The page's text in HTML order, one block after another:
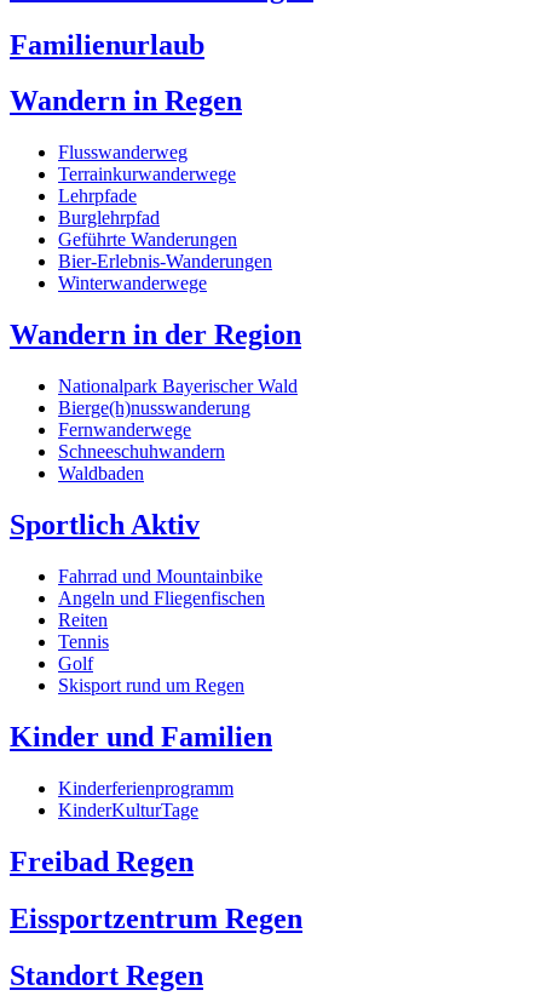
Familienurlaub
Wandern in Regen
Flusswanderweg
Terrainkurwanderwege
Lehrpfade
Burglehrpfad
Geführte Wanderungen
Bier-Erlebnis-Wanderungen
Winterwanderwege
Wandern in der Region
Nationalpark Bayerischer Wald
Bierge(h)nusswanderung
Fernwanderwege
Schneeschuhwandern
Waldbaden
Sportlich Aktiv
Fahrrad und Mountainbike
Angeln und Fliegenfischen
Reiten
Tennis
Golf
Skisport rund um Regen
Kinder und Familien
Kinderferienprogramm
KinderKulturTage
Freibad Regen
Eissportzentrum Regen
Standort Regen